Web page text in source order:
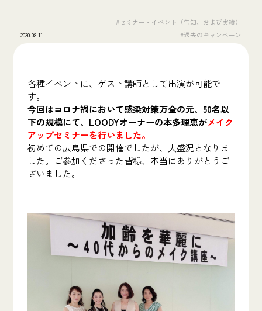
2020.08.11
#セミナー・イベント（告知、および実績）
#過去のキャンペーン
各種イベントに、ゲスト講師として出演が可能で
す。
今回はコロナ禍において感染対策万全の元、50名以
下の規模にて、LOODYオーナーの本多理恵がメイク
アップセミナーを行いました。
初めての広島県での開催でしたが、大盛況となりま
した。ご参加くださった皆様、本当にありがとうご
ざいました。